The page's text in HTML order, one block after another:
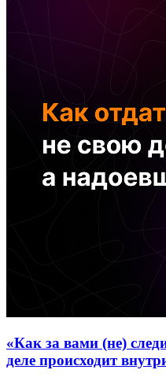
«Как за вами (не)
деле происходит